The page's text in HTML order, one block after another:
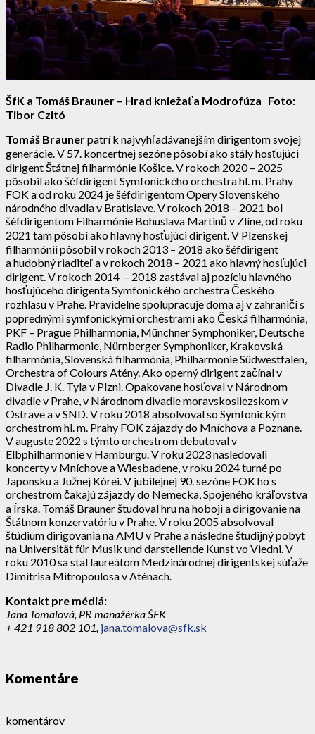
ŠfK a Tomáš Brauner – Hrad kniežaťa Modrofúza Foto:
Tibor Czitó
Tomáš Braunerpatrí k najvyhľadávanejším dirigentom svojej
generácie. V 57. koncertnej sezóne pôsobí ako stály hosťujúci
dirigent Štátnej filharmónie Košice. V rokoch 2020 – 2025
pôsobil ako šéfdirigent Symfonického orchestra hl. m. Prahy
FOK a od roku 2024 je šéfdirigentom Opery Slovenského
národného divadla v Bratislave. V rokoch 2018 – 2021 bol
šéfdirigentom Filharmónie Bohuslava Martinů v Zlíne, od roku
2021 tam pôsobí ako hlavný hosťujúci dirigent. V Plzenskej
filharmónii pôsobil v rokoch 2013 – 2018 ako šéfdirigent
a hudobný riaditeľ a v rokoch 2018 – 2021 ako hlavný hosťujúci
dirigent. V rokoch 2014 – 2018 zastával aj pozíciu hlavného
hosťujúceho dirigenta Symfonického orchestra Českého
rozhlasu v Prahe. Pravidelne spolupracuje doma aj v zahraničí s
poprednými symfonickými orchestrami ako Česká filharmónia,
PKF – Prague Philharmonia, Münchner Symphoniker, Deutsche
Radio Philharmonie, Nürnberger Symphoniker, Krakovská
filharmónia, Slovenská filharmónia, Philharmonie Südwestfalen,
Orchestra of Colours Atény. Ako operný dirigent začínal v
Divadle J. K. Tyla v Plzni. Opakovane hosťoval v Národnom
divadle v Prahe, v Národnom divadle moravskosliezskom v
Ostrave a v SND. V roku 2018 absolvoval so Symfonickým
orchestrom hl. m. Prahy FOK zájazdy do Mníchova a Poznane.
V auguste 2022 s týmto orchestrom debutoval v
Elbphilharmonie v Hamburgu. V roku 2023 nasledovali
koncerty v Mníchove a Wiesbadene, v roku 2024 turné po
Japonsku a Južnej Kórei. V jubilejnej 90. sezóne FOK ho s
orchestrom čakajú zájazdy do Nemecka, Spojeného kráľovstva
a Írska. Tomáš Brauner študoval hru na hoboji a dirigovanie na
Štátnom konzervatóriu v Prahe. V roku 2005 absolvoval
štúdium dirigovania na AMU v Prahe a následne študijný pobyt
na Universität für Musik und darstellende Kunst vo Viedni. V
roku 2010 sa stal laureátom Medzinárodnej dirigentskej súťaže
Dimitrisa Mitropoulosa v Aténach.
Kontakt pre médiá:
Jana Tomalová, PR manažérka ŠFK
+ 421 918 802 101, jana.tomalova@sfk.sk
Komentáre
komentárov